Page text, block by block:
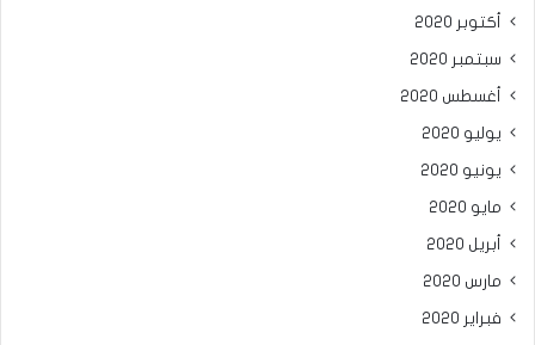
أكتوبر 2020
سبتمبر 2020
أغسطس 2020
يوليو 2020
يونيو 2020
مايو 2020
أبريل 2020
مارس 2020
فبراير 2020